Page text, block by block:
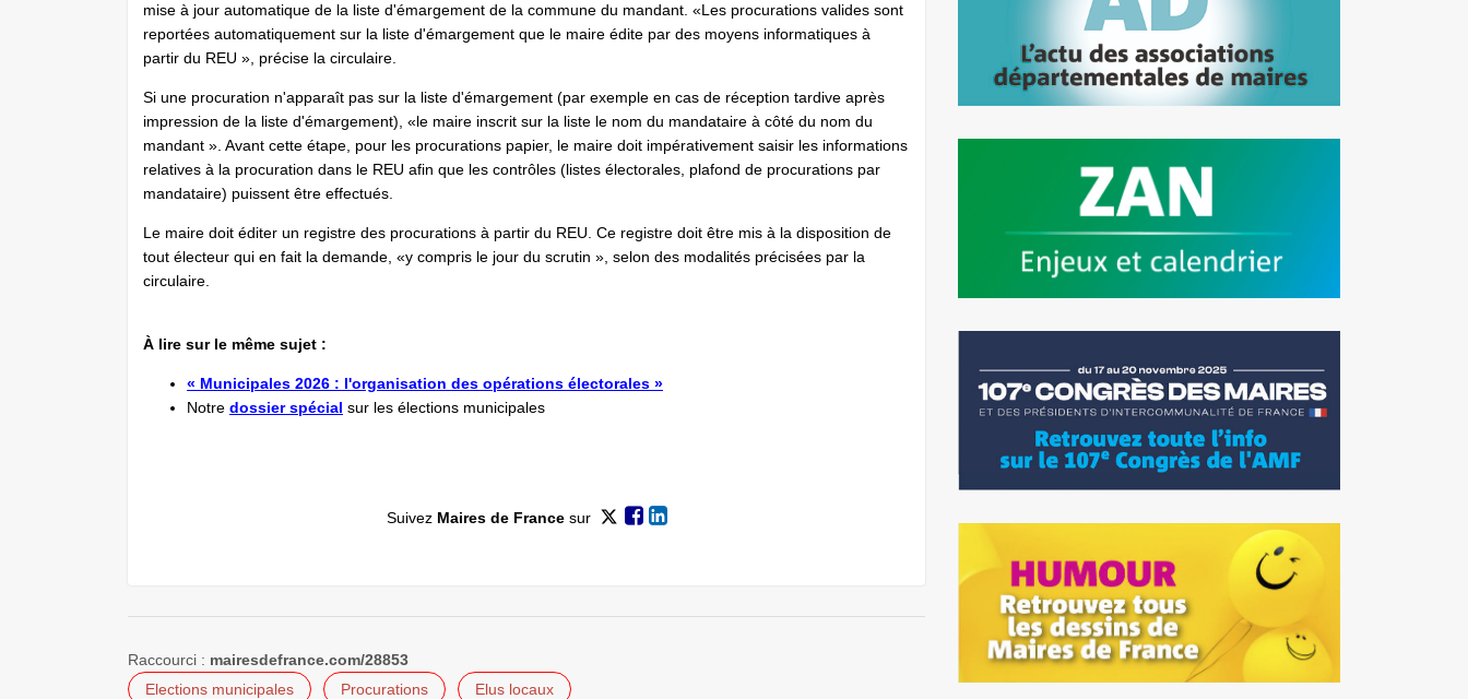
mise à jour automatique de la liste d'émargement de la commune du mandant. «Les procurations valides sont
reportées automatiquement sur la liste d'émargement que le maire édite par des moyens informatiques à
partir du REU », précise la circulaire.
Si une procuration n'apparaît pas sur la liste d'émargement (par exemple en cas de réception tardive après
impression de la liste d'émargement), «le maire inscrit sur la liste le nom du mandataire à côté du nom du
mandant ». Avant cette étape, pour les procurations papier, le maire doit impérativement saisir les informations
relatives à la procuration dans le REU afin que les contrôles (listes électorales, plafond de procurations par
mandataire) puissent être effectués.
Le maire doit éditer un registre des procurations à partir du REU. Ce registre doit être mis à la disposition de
tout électeur qui en fait la demande, «y compris le jour du scrutin », selon des modalités précisées par la
circulaire.
À lire sur le même sujet :
« Municipales 2026 : l'organisation des opérations électorales »
Notre dossier spécial sur les élections municipales
Suivez Maires de Francesur
Raccourci : mairesdefrance.com/28853
Elections municipales
Procurations Elus locaux